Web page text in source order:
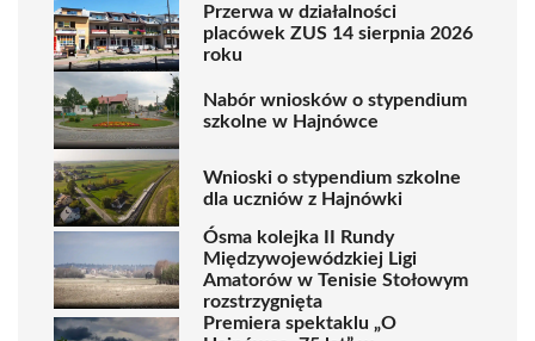
Przerwa w działalności
placówek ZUS 14 sierpnia 2026
roku
Nabór wniosków o stypendium
szkolne w Hajnówce
Wnioski o stypendium szkolne
dla uczniów z Hajnówki
Ósma kolejka II Rundy
Międzywojewódzkiej Ligi
Amatorów w Tenisie Stołowym
rozstrzygnięta
Premiera spektaklu „O